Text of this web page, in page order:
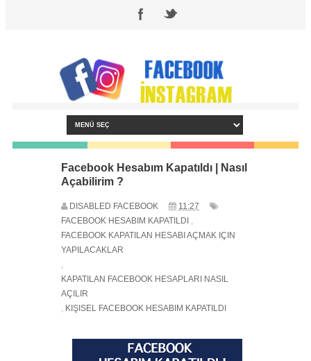
Facebook Hesabım Kapatıldı | Nasıl
Açabilirim ?
DISABLED FACEBOOK
11:27
FACEBOOK HESABIM KAPATILDI ,
FACEBOOK KAPATILAN HESABI AÇMAK IÇIN
YAPILACAKLAR
,
KAPATILAN FACEBOOK HESAPLARI NASIL
AÇILIR
, KIŞISEL FACEBOOK HESABIM KAPATILDI